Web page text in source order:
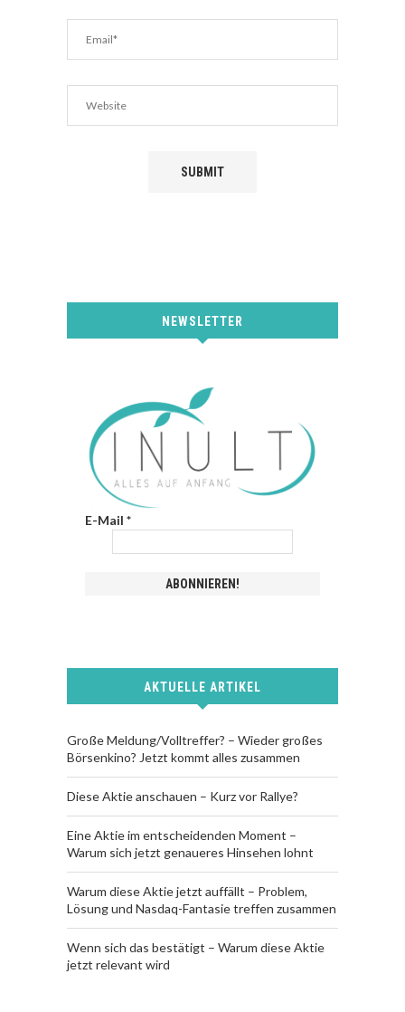
NEWSLETTER
E-Mail *
AKTUELLE ARTIKEL
Große Meldung/Volltreffer? – Wieder großes
Börsenkino? Jetzt kommt alles zusammen
Diese Aktie anschauen – Kurz vor Rallye?
Eine Aktie im entscheidenden Moment –
Warum sich jetzt genaueres Hinsehen lohnt
Warum diese Aktie jetzt auffällt – Problem,
Lösung und Nasdaq-Fantasie treffen zusammen
Wenn sich das bestätigt – Warum diese Aktie
jetzt relevant wird